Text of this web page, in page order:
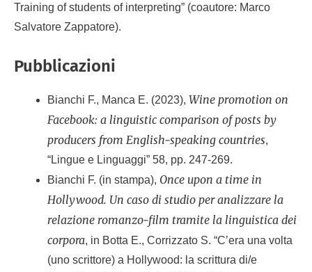
Training of students of interpreting” (coautore: Marco
Salvatore Zappatore).
Pubblicazioni
Bianchi F., Manca E. (2023), Wine promotion on
Facebook: a linguistic comparison of posts by
producers from English-speaking countries,
“Lingue e Linguaggi” 58, pp. 247-269.
Bianchi F. (in stampa), Once upon a time in
Hollywood. Un caso di studio per analizzare la
relazione romanzo-film tramite la linguistica dei
corpora, in Botta E., Corrizzato S. “C’era una volta
(uno scrittore) a Hollywood: la scrittura di/e